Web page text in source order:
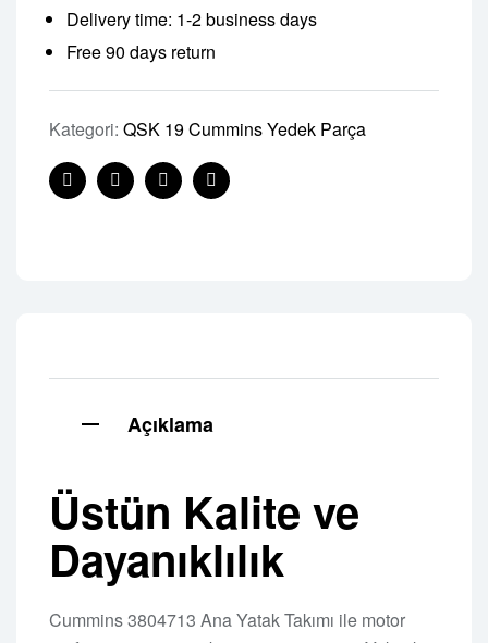
Delivery time: 1-2 business days
Free 90 days return
Kategori: QSK 19 Cummins Yedek Parça
FacebookTwitterLinkedinPinterest
Açıklama
Üstün Kalite ve
Dayanıklılık
Cummins 3804713 Ana Yatak Takımı ile motor